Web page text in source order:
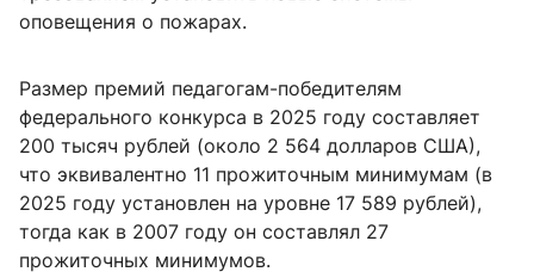
оповещения о пожарах.
Размер премий педагогам-победителям
федерального конкурса в 2025 году составляет
200 тысяч рублей (около 2 564 долларов США),
что эквивалентно 11 прожиточным минимумам (в
2025 году установлен на уровне 17 589 рублей),
тогда как в 2007 году он составлял 27
прожиточных минимумов.